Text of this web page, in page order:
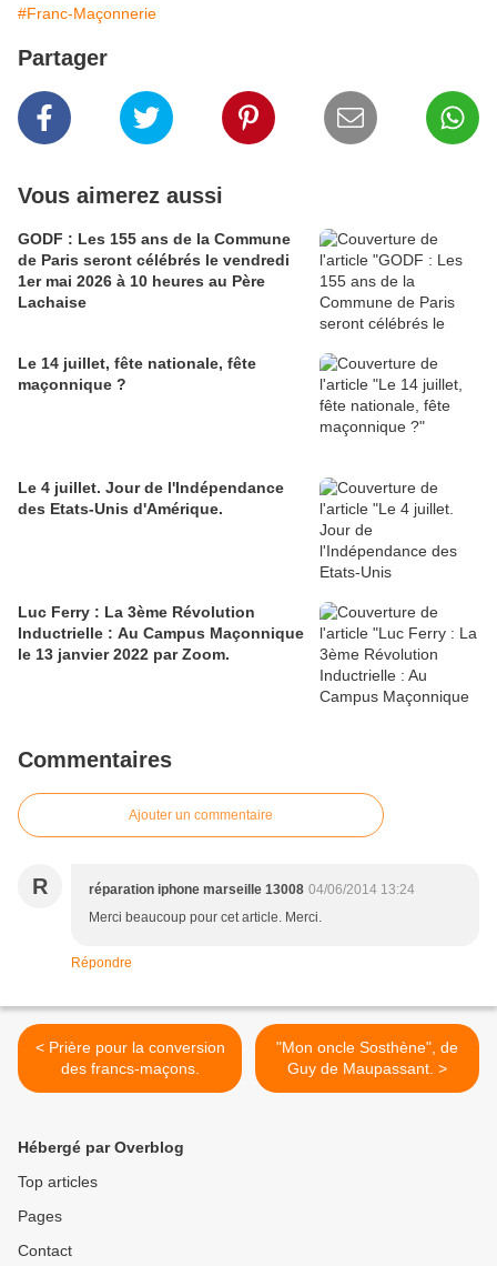
#Franc-Maçonnerie
Partager
Vous aimerez aussi
GODF : Les 155 ans de la Commune
de Paris seront célébrés le vendredi
1er mai 2026 à 10 heures au Père
Lachaise
Le 14 juillet, fête nationale, fête
maçonnique ?
Le 4 juillet. Jour de l'Indépendance
des Etats-Unis d'Amérique.
Luc Ferry : La 3ème Révolution
Inductrielle : Au Campus Maçonnique
le 13 janvier 2022 par Zoom.
Commentaires
Ajouter un commentaire
R réparation iphone marseille 13008 04/06/2014 13:24
Merci beaucoup pour cet article. Merci.
Répondre
< Prière pour la conversion
des francs-maçons.
"Mon oncle Sosthène", de
Guy de Maupassant. >
Hébergé par Overblog
Top articles
Pages
Contact